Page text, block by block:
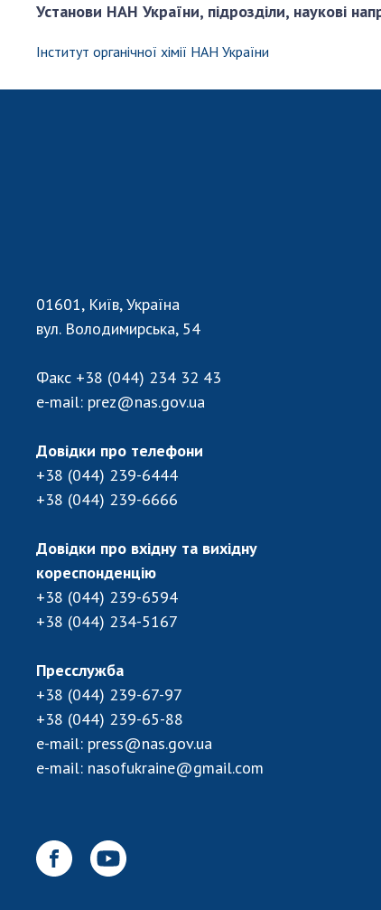
Установи НАН України, підрозділи, наукові
Інститут органічної хімії НАН України
01601, Київ, Україна
вул. Володимирська, 54
Факс +38 (044) 234 32 43
e-mail: prez@nas.gov.ua
Довідки про телефони
+38 (044) 239-6444
+38 (044) 239-6666
Довідки про вхідну та вихідну
кореспонденцію
+38 (044) 239-6594
+38 (044) 234-5167
Пресслужба
+38 (044) 239-67-97
+38 (044) 239-65-88
e-mail: press@nas.gov.ua
e-mail: nasofukraine@gmail.com